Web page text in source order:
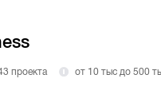
проекта
от 10 тыс до 500